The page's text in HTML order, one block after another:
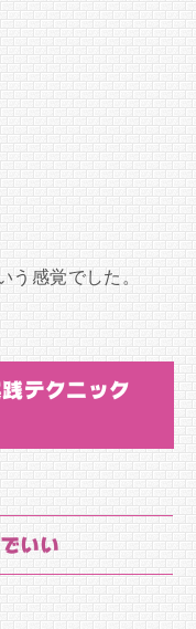
う感覚でした。
テクニック
いい